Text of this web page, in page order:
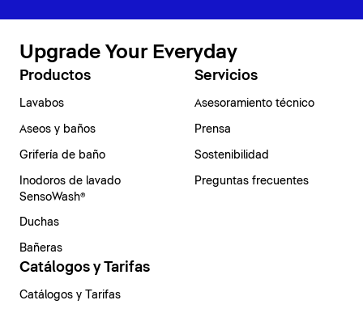
Upgrade Your Everyday
Productos
Lavabos
Aseos y baños
Grifería de baño
Inodoros de lavado
SensoWash®
Duchas
Bañeras
Servicios
Asesoramiento técnico
Prensa
Sostenibilidad
Preguntas frecuentes
Catálogos y Tarifas
Catálogos y Tarifas